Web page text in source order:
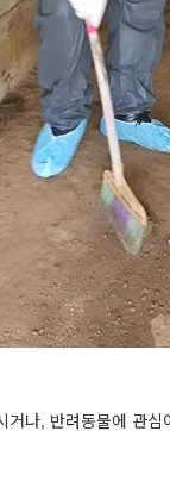
거나, 반려동물에 관